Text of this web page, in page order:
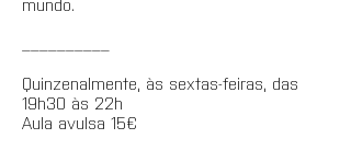
Quinzenalmente, às sextas-feiras, das
19h30 às 22h
Aula avulsa 15€